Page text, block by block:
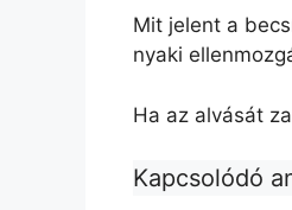
Mit jelent a
nyaki
Ha az alvását
Kapcsolódó